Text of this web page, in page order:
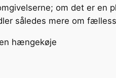
om det er en
således mere om